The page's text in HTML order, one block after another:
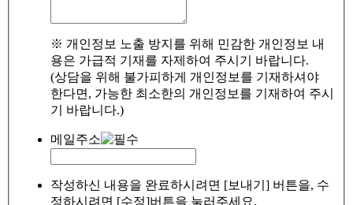
※ 개인정보 노출 방지를 위해 민감한 개인정보 내
용은 가급적 기재를 자제하여 주시기 바랍니다.
(상담을 위해 불가피하게 개인정보를 기재하셔야
한다면, 가능한 최소한의 개인정보를 기재하여 주시
기 바랍니다.)
메일주소
작성하신 내용을 완료하시려면 [보내기] 버튼을, 수
정하시려면 [수정]버튼을 눌러주세요.